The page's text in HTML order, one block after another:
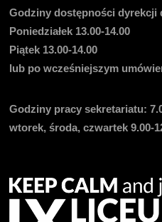
Godziny dostępności dyrekcji
Poniedziałek 13.00-14.00
Piątek 13.00-14.00
lub po wcześniejszym
Godziny pracy sekretariatu:
wtorek, środa, czwartek 9.00-